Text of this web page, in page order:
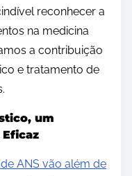
reconhecer a
na medicina
a contribuição
e tratamento de
um
ANS vão além de